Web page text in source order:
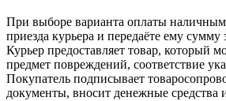
При выборе варианта оплаты
приезда курьера и передаёте ему сумму
Курьер предоставляет товар, который
предмет повреждений, соответствие
Покупатель подписывает
документы, вносит денежные средства